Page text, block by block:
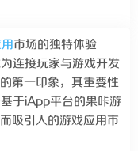
市场的独特体验
连接玩家与游戏开发
第一印象，其重要性
于iApp平台的果咔游
吸引人的游戏应用市